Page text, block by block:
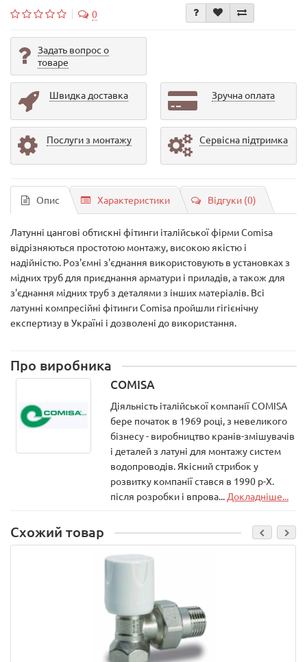
0
Задать вопрос о
товаре
Швидка доставка Зручна оплата
Послуги з монтажу Сервісна підтримка
Опис Характеристики Відгуки (0)
Латунні цангові обтискні фітинги італійської фірми Comisa
відрізняються простотою монтажу, високою якістю і
надійністю. Роз'ємні з'єднання використовують в установках з
мідних труб для приєднання арматури і приладів, а також для
з'єднання мідних труб з деталями з інших матеріалів. Всі
латунні компресійні фітинги Comisa пройшли гігієнічну
експертизу в Україні і дозволені до використання.
Про виробника
COMISA
Діяльність італійської компанії COMISA
бере початок в 1969 році, з невеликого
бізнесу - виробництво кранів-змішувачів
і деталей з латуні для монтажу систем
водопроводів. Якісний стрибок у
розвитку компанії стався в 1990 р-Х.
після розробки і впрова... Докладніше...
Схожий товар